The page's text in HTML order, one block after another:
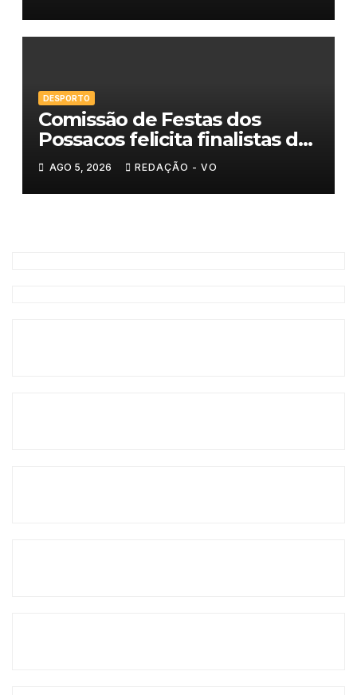
DESPORTO
Comissão de Festas dos
Possacos felicita finalistas do
Torneio de Sueca
AGO 5, 2026 REDAÇÃO - VO